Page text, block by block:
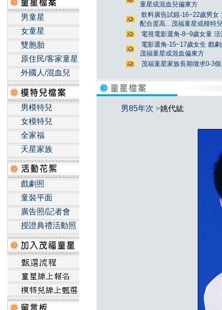
男童星
女童星
雙胞胎
原住民/客家童星
外國人/混血兒
男模特兒
女模特兒
全家福
天星家族
戲劇照
童裝平面
廣告照/記者會
授證典禮活動照
童星或混血兒偏東方
飲料廣告試鏡-16~22歲男
配合度高...茂福童星或模特
電視電影選角-8~9歲女童
電影選角-15~17歲女生 戲
茂福童星或混血偏東方
茂福童星家族長期徵求0-3
男85年次 >姚代紘